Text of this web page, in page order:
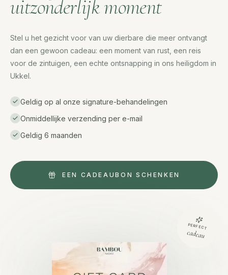
uitzonderlijk moment
Stel u het gezicht voor van uw dierbare die meer ontvangt
dan een gewoon cadeau: een moment van rust, een reis
voor de zintuigen, een echte ontsnapping in ons heiligdom in
Ukkel.
Geldig op al onze signature-behandelingen
Onmiddellijke verzending per e-mail
Geldig 6 maanden
EEN CADEAUBON SCHENKEN
PERFECT
cadeau